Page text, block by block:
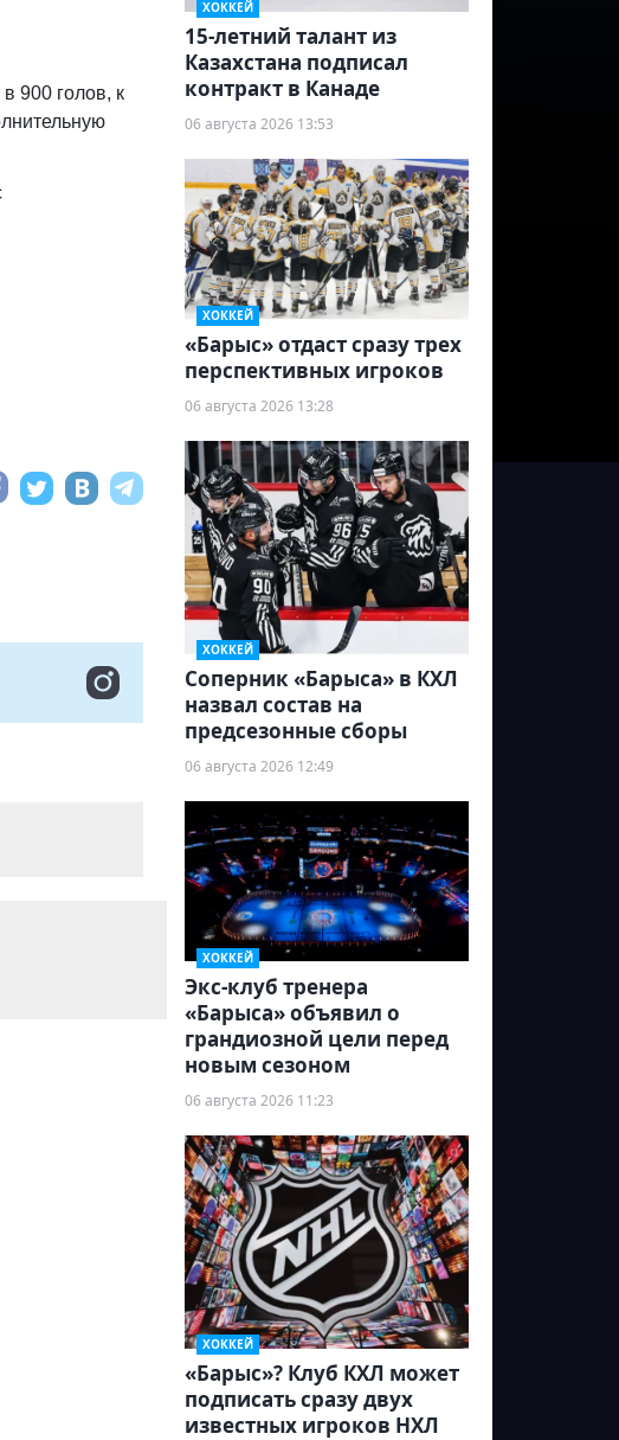
900 голов, к
ХОККЕЙ
15-летний талант из
Казахстана подписал
контракт в Канаде
06 августа 2026 13:53
ХОККЕЙ
«Барыс» отдаст сразу трех
перспективных игроков
06 августа 2026 13:28
ХОККЕЙ
Соперник «Барыса» в КХЛ
назвал состав на
предсезонные сборы
06 августа 2026 12:49
ХОККЕЙ
Экс-клуб тренера
«Барыса» объявил о
грандиозной цели перед
новым сезоном
06 августа 2026 11:23
ХОККЕЙ
«Барыс»? Клуб КХЛ может
подписать сразу двух
известных игроков НХЛ